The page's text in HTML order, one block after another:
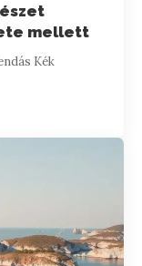
mellett
Kék